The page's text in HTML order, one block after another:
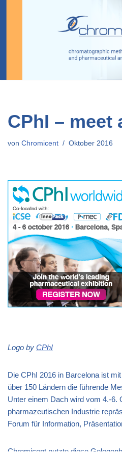
CPhI – meet
von Chromicent Oktober 2016
Logo by CPhI
Die CPhI 2016 in Barcelona ist
über 150 Ländern die führende
Unter einem Dach wird vom 4.-6.
pharmazeutischen Industrie
Forum für Information,
Chromicent nutzte diese